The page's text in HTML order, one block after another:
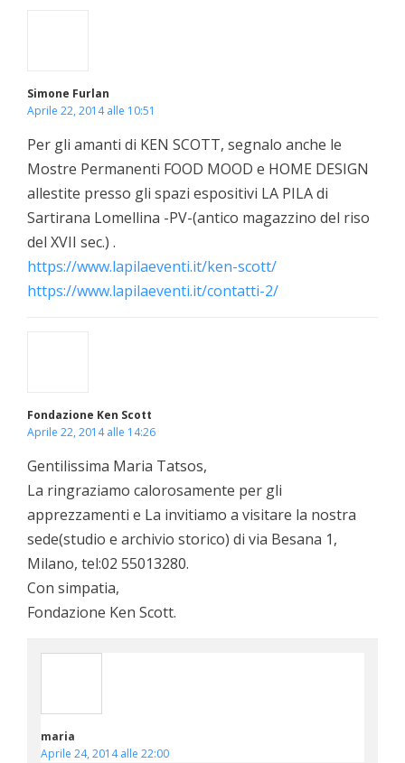
Simone Furlan
Aprile 22, 2014 alle 10:51
Per gli amanti di KEN SCOTT, segnalo anche le
Mostre Permanenti FOOD MOOD e HOME DESIGN
allestite presso gli spazi espositivi LA PILA di
Sartirana Lomellina -PV-(antico magazzino del riso
del XVII sec.) .
https://www.lapilaeventi.it/ken-scott/
https://www.lapilaeventi.it/contatti-2/
Fondazione Ken Scott
Aprile 22, 2014 alle 14:26
Gentilissima Maria Tatsos,
La ringraziamo calorosamente per gli
apprezzamenti e La invitiamo a visitare la nostra
sede(studio e archivio storico) di via Besana 1,
Milano, tel:02 55013280.
Con simpatia,
Fondazione Ken Scott.
maria
Aprile 24, 2014 alle 22:00